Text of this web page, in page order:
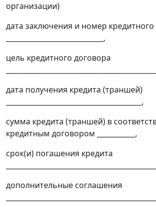
организации)
дата заключения и номер кредитного
____________________________,
цель кредитного договора
дата получения кредита (траншей)
_______________________________________,
сумма кредита (траншей) в
кредитным договором ___________,
срок(и) погашения кредита
дополнительные соглашения